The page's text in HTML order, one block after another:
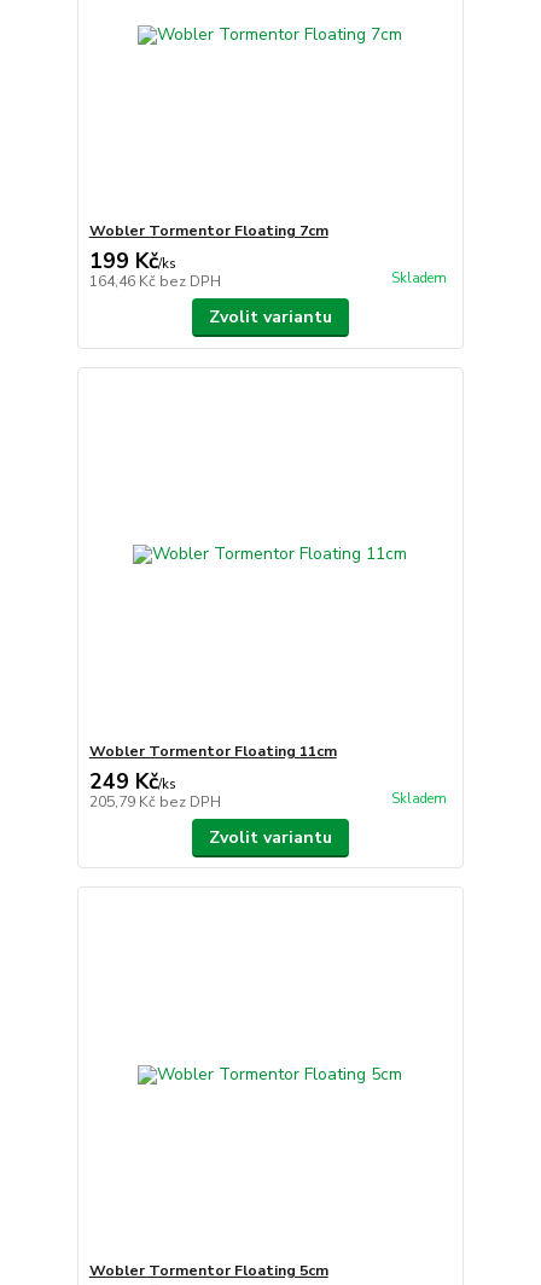
Wobler Tormentor Floating 7cm
199 Kč/ks
164,46 Kč bez DPH Skladem
Zvolit variantu
Wobler Tormentor Floating 11cm
249 Kč/ks
205,79 Kč bez DPH Skladem
Zvolit variantu
Wobler Tormentor Floating 5cm